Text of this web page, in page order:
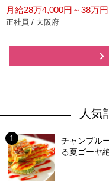
月給28万4,000円～38万円
正社員 / 大阪府
人気
チャンプル
る夏ゴーヤ